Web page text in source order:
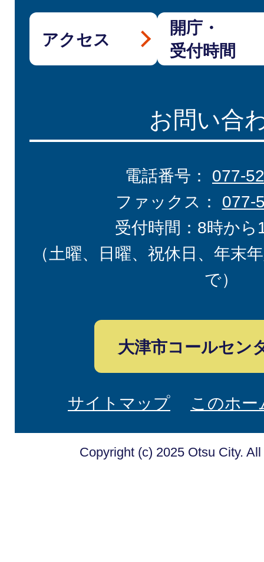
アクセス
開庁・
受付時間
お問い合
電話番号： 077-
ファックス： 077-
受付時間：8時から
（土曜、日曜、祝休日、年末
で）
大津市コールセン
サイトマップ このホ
Copyright (c) 2025 Otsu City.